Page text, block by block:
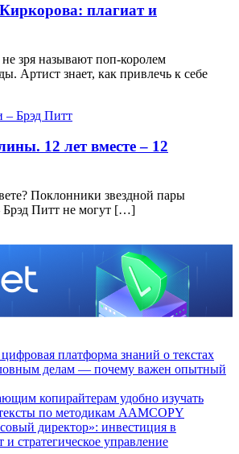
плагиат и
зря называют поп-королем
Артист знает, как привлечь к себе
12 лет вместе – 12
Поклонники звездной пары
Питт не могут […]
платформа знаний о текстах
делам — почему важен опытный
копирайтерам удобно изучать
по методикам AAMCOPY
директор»: инвестиция в
и стратегическое управление